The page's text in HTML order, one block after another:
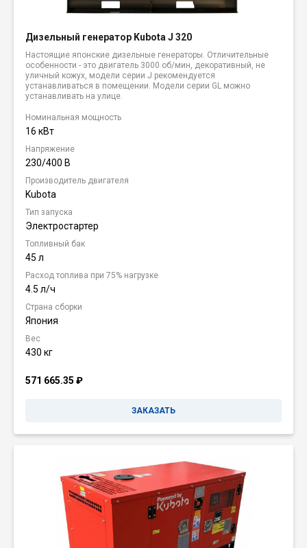
Дизельный генератор Kubota J 320
Настоящие японские дизельные генераторы. Отличительные
особенности - это двигатель 3000 об/мин, декоративный, не
уличный кожух, модели серии J рекомендуется
устанавливаться в помещении. Модели серии GL можно
устанавливать на улице.
Номинальная мощность
16 кВт
Напряжение
230/400 В
Производитель двигателя
Kubota
Тип запуска
Электростартер
Топливный бак
45 л
Расход топлива при 75% нагрузке
4.5 л/ч
Страна сборки
Япония
Вес
430 кг
571 665.35 ₽
ЗАКАЗАТЬ